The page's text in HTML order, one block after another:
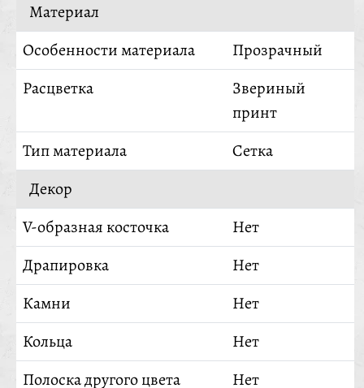
Материал
Особенности материала
Прозрачный
Расцветка
Звериный
принт
Тип материала
Сетка
Декор
V-образная косточка
Нет
Драпировка
Нет
Камни
Нет
Кольца
Нет
Полоска другого цвета
Нет